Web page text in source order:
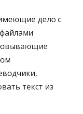
дело с
текст из